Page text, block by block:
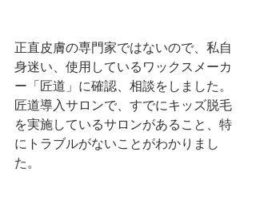
正直皮膚の専門家ではないので、私自
身迷い、使用しているワックスメーカ
ー「匠道」に確認、相談をしました。
匠道導入サロンで、すでにキッズ脱毛
を実施しているサロンがあること、特
にトラブルがないことがわかりまし
た。